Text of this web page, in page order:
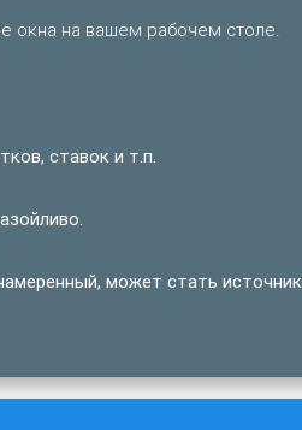
окна на вашем рабочем столе.
ставок и т.п.
может стать